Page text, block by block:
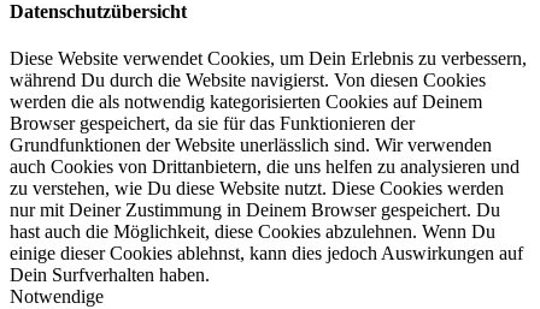
Datenschutzübersicht
Diese Website verwendet Cookies, um Dein Erlebnis zu verbessern,
während Du durch die Website navigierst. Von diesen Cookies
werden die als notwendig kategorisierten Cookies auf Deinem
Browser gespeichert, da sie für das Funktionieren der
Grundfunktionen der Website unerlässlich sind. Wir verwenden
auch Cookies von Drittanbietern, die uns helfen zu analysieren und
zu verstehen, wie Du diese Website nutzt. Diese Cookies werden
nur mit Deiner Zustimmung in Deinem Browser gespeichert. Du
hast auch die Möglichkeit, diese Cookies abzulehnen. Wenn Du
einige dieser Cookies ablehnst, kann dies jedoch Auswirkungen auf
Dein Surfverhalten haben.
Notwendige